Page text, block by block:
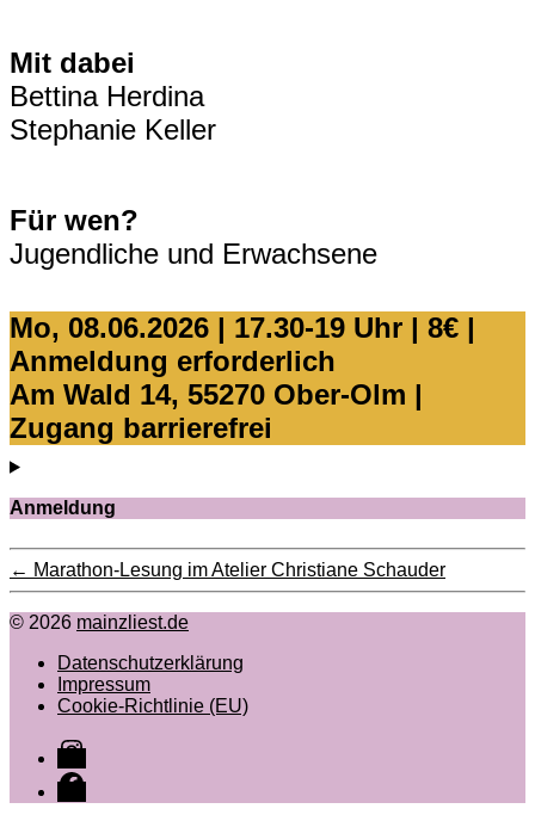
Mit dabei
Bettina Herdina
Stephanie Keller
Für wen?
Jugendliche und Erwachsene
Mo, 08.06.2026 | 17.30-19 Uhr | 8€ |
Anmeldung erforderlich
Am Wald 14, 55270 Ober-Olm |
Zugang barrierefrei
Anmeldung
← Marathon-Lesung im Atelier Christiane Schauder
© 2026 mainzliest.de
Datenschutzerklärung
Impressum
Cookie-Richtlinie (EU)
Instagram
Facebook